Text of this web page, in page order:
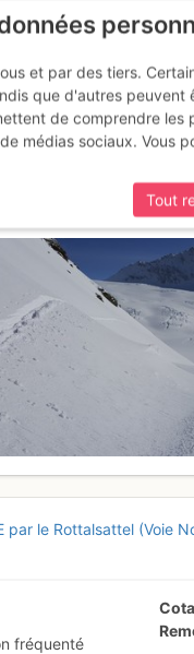
et l'arête
par le Rottalsattel (Voie
fréquenté
et par des tiers.
que d'autres peuvent
de comprendre les
médias sociaux. Vous
Tout